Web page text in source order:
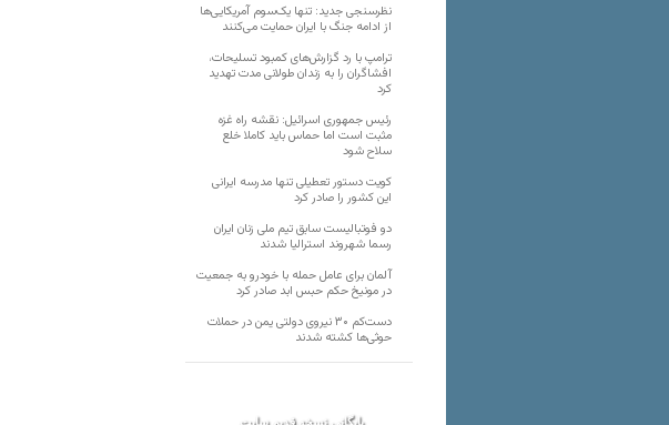
نظرسنجی جدید: تنها یک‌سوم آمریکایی‌ها
از ادامه جنگ با ایران حمایت می‌کنند
ترامپ با رد گزارش‌های کمبود تسلیحات،
افشاگران را به زندان طولانی مدت تهدید
کرد
رئیس‌ جمهوری اسرائیل: نقشه راه غزه
مثبت است اما حماس باید کاملا خلع
سلاح شود
کویت دستور تعطیلی تنها مدرسه ایرانی
این کشور را صادر کرد
دو فوتبالیست سابق تیم ملی زنان ایران
رسما شهروند استرالیا شدند
آلمان برای عامل حمله با خودرو به جمعیت
در مونیخ حکم حبس ابد صادر کرد
دست‌کم ۳۰ نیروی دولتی یمن در حملات
حوثی‌ها کشته شدند
بایگانی نسخه قدیم سایت